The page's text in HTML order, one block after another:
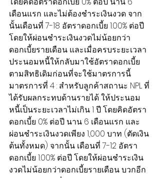
เดือนแรก และไม่ต้องชำระเงินงวด จาก
นั้นเดือนที่ 7-18 อัตราดอกเบี้ย 1.00% ต่อปี
โดยให้ผ่อนชำระเงินงวดไม่น้อยกว่า
ดอกเบี้ยรายเดือน และเมื่อครบระยะเวลา
ประนอมหนี้ให้กลับมาใช้อัตราดอกเบี้ย
ตามสิทธิเดิมก่อนที่จะใช้มาตรการนี้
มาตรการที่ 4 : สำหรับลูกค้าสถานะ NPL ที่
ได้รับผลกระทบด้านรายได้ ให้ประนอม
หนี้เป็นระยะเวลาไม่เกิน 1 ปี โดยคิดอัตรา
ดอกเบี้ย 0% ต่อปี นาน 6 เดือนแรก และ
ผ่อนชำระเงินงวดเพียง 1,000 บาท (ตัดเงิน
ต้นทั้งหมด) จากนั้น เดือนที่ 7-12 อัตรา
ดอกเบี้ย 1.00% ต่อปี โดยให้ผ่อนชำระเงิน
งวดไม่น้อยกว่าดอกเบี้ยรายเดือน บวกอีก